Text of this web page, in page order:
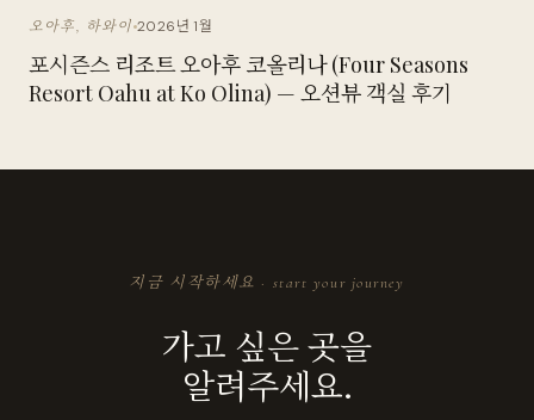
오아후, 하와이 2026년 1월
포시즌스 리조트 오아후 코올리나 (Four Seasons
Resort Oahu at Ko Olina) — 오션뷰 객실 후기
지금 시작하세요 · start your journey
가고 싶은 곳을
알려주세요.